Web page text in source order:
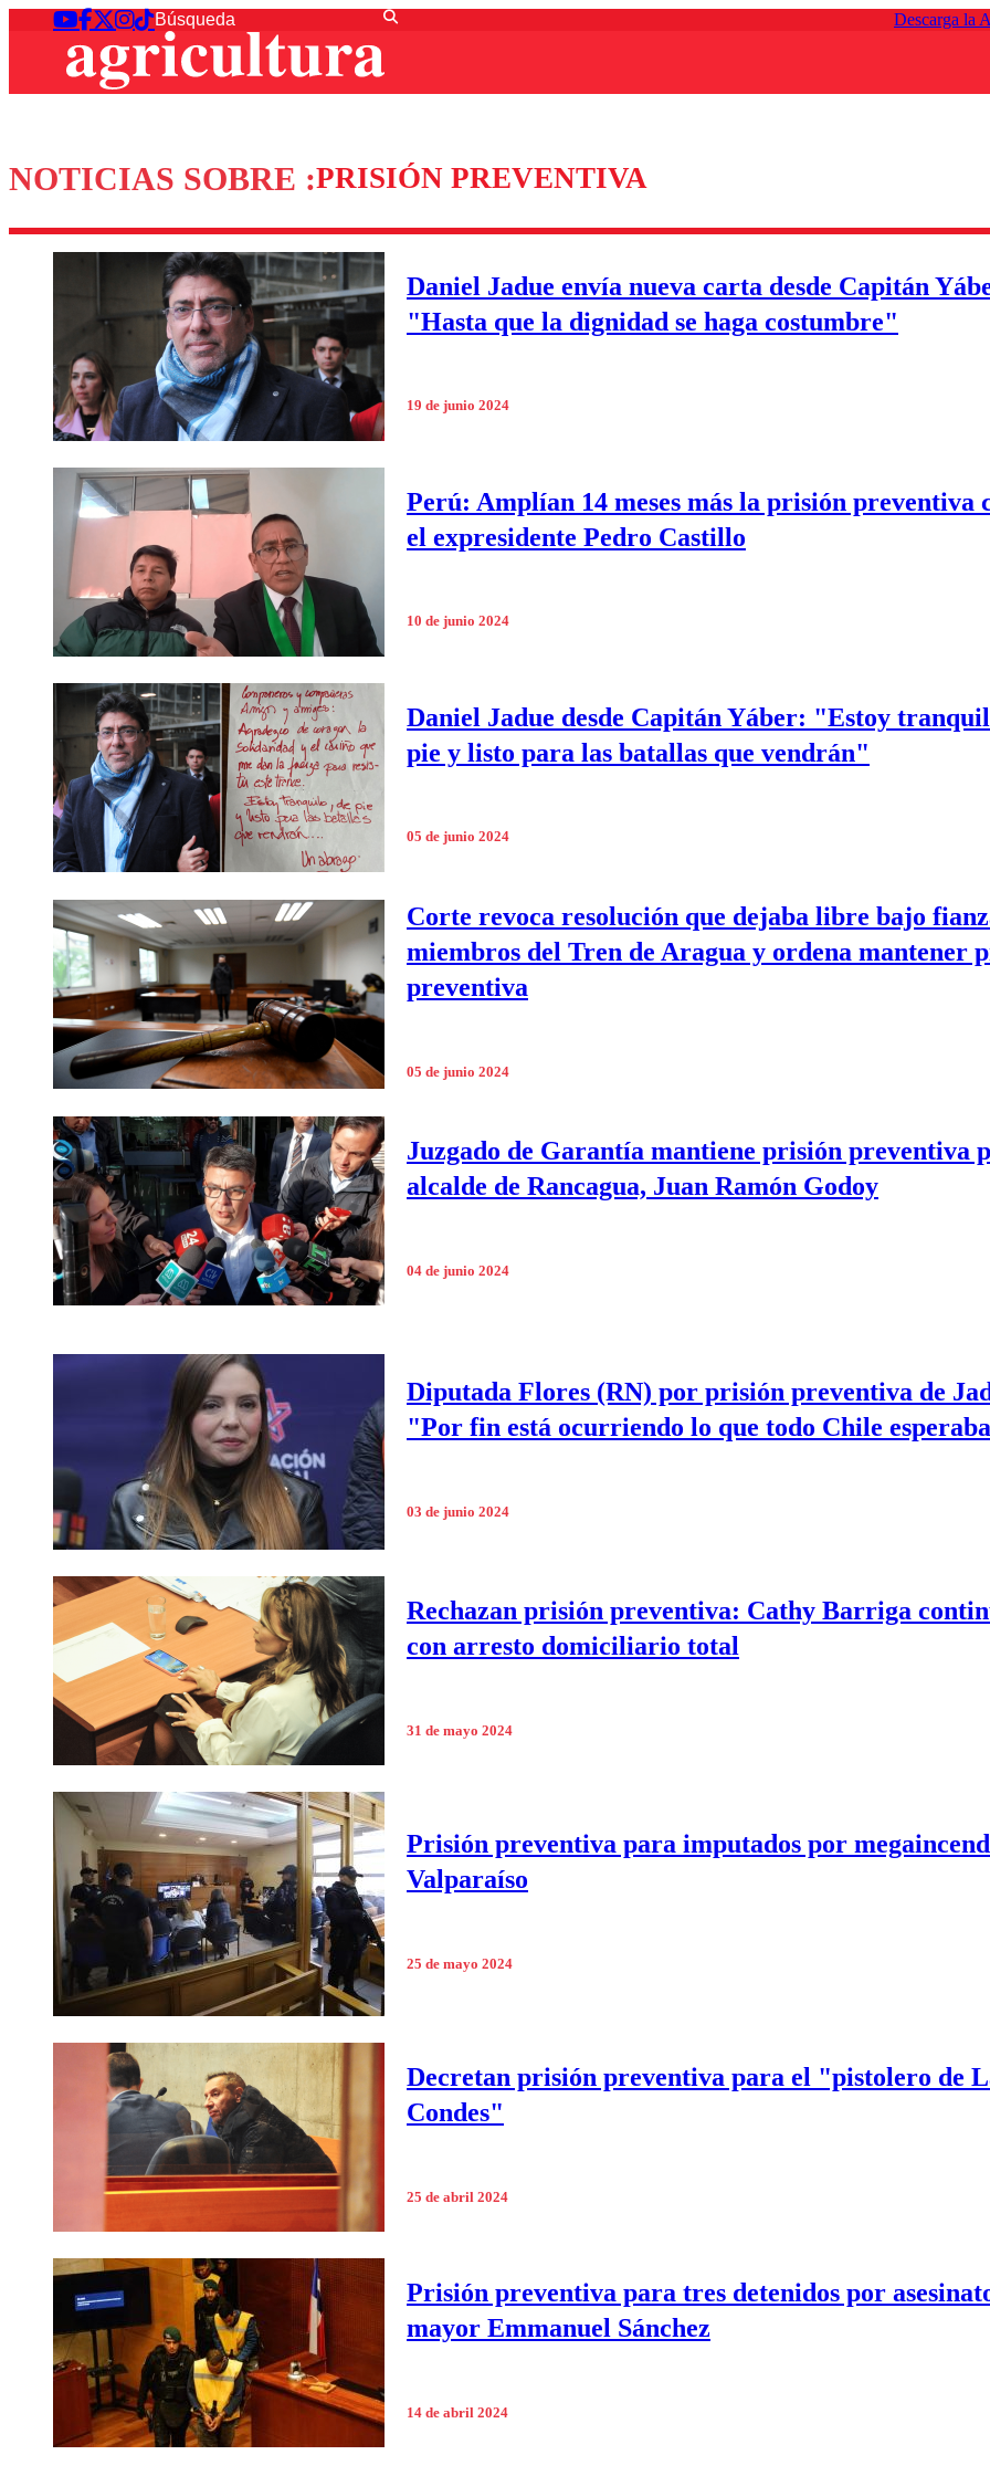
Descarga la
NOTICIAS SOBRE :PRISIÓN PREVENTIVA
Daniel Jadue envía nueva carta desde Capitán
"Hasta que la dignidad se haga costumbre"
19 de junio 2024
Perú: Amplían 14 meses más la prisión preventiva
el expresidente Pedro Castillo
10 de junio 2024
Daniel Jadue desde Capitán Yáber: "Estoy
pie y listo para las batallas que vendrán"
05 de junio 2024
Corte revoca resolución que dejaba libre bajo
miembros del Tren de Aragua y ordena mantener
preventiva
05 de junio 2024
Juzgado de Garantía mantiene prisión preventiva
alcalde de Rancagua, Juan Ramón Godoy
04 de junio 2024
Diputada Flores (RN) por prisión preventiva de
"Por fin está ocurriendo lo que todo Chile
03 de junio 2024
Rechazan prisión preventiva: Cathy Barriga
con arresto domiciliario total
31 de mayo 2024
Prisión preventiva para imputados por
Valparaíso
25 de mayo 2024
Decretan prisión preventiva para el "pistolero de
Condes"
25 de abril 2024
Prisión preventiva para tres detenidos por
mayor Emmanuel Sánchez
14 de abril 2024